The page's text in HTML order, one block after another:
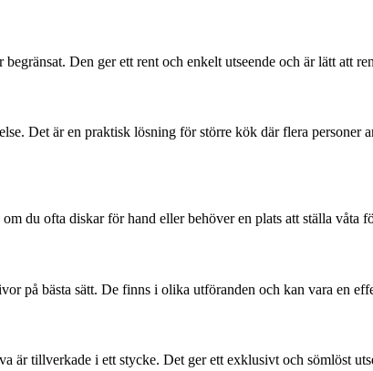
Den ger ett rent och enkelt utseende och är lätt att
Det är en praktisk lösning för större kök där flera personer
du ofta diskar för hand eller behöver en plats att ställa våta
på bästa sätt. De finns i olika utföranden och kan vara en
är tillverkade i ett stycke. Det ger ett exklusivt och sömlöst